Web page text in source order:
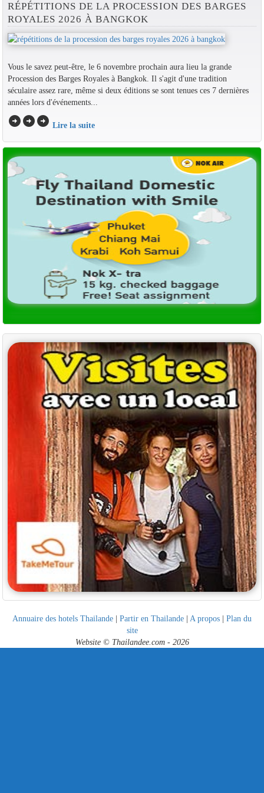
RÉPÉTITIONS DE LA PROCESSION DES BARGES
ROYALES 2026 À BANGKOK
Vous le savez peut-être, le 6 novembre prochain aura lieu la grande
Procession des Barges Royales à Bangkok. Il s'agit d'une tradition
séculaire assez rare, même si deux éditions se sont tenues ces 7 dernières
années lors d'événements...
arrow_circle_rightarrow_circle_rightarrow_circle_right Lire la suite
Annuaire des hotels Thailande | Partir en Thailande | A propos | Plan du
site
Website © Thailandee.com - 2026